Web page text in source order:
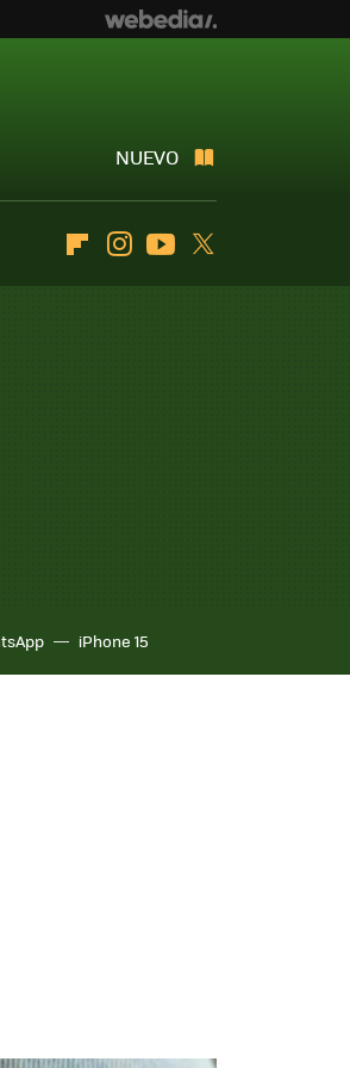
NUEVO
FlipboardInstagramYoutube
iPhone 15